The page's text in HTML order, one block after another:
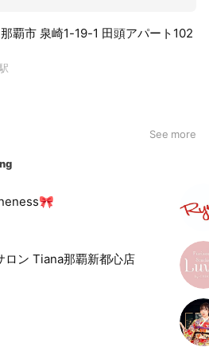
覇市 泉崎1-19-1 田頭アパート102
See more
ロン Tiana那覇新都心店